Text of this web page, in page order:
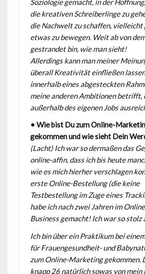
Soziologie gemacht, in der
die kreativen Schreiberlinge zu
die Nachwelt zu schaffen, vielleicht
etwas zu bewegen. Weit ab von
gestrandet bin, wie man sieht!
Allerdings kann man meiner
überall Kreativität einfließen
innerhalb eines abgesteckten
meine anderen Ambitionen betrifft,
außerhalb des eigenen Jobs
• Wie bist Du zum Online-
gekommen und wie sieht Dein
(Lacht) Ich war so dermaßen das
online-affin, dass ich bis heute
wie es mich hierher verschlagen
erste Online-Bestellung (die keine
Testbestellung im Zuge eines
habe ich nach zwei Jahren im
Business gemacht! Ich war so stolz
Ich bin über ein Praktikum bei
für Frauengesundheit- und
zum Online-Marketing gekommen.
knapp 26 natürlich sowas von mein